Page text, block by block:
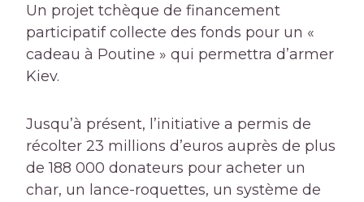
Un projet tchèque de financement
participatif collecte des fonds pour un «
cadeau à Poutine » qui permettra d’armer
Kiev.
Jusqu’à présent, l’initiative a permis de
récolter 23 millions d’euros auprès de plus
de 188 000 donateurs pour acheter un
char, un lance-roquettes, un système de